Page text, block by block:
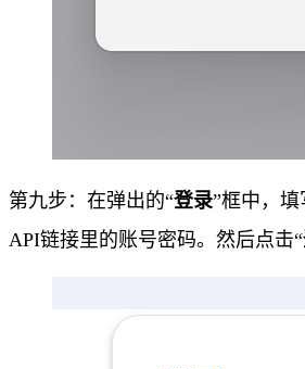
第九步：在弹出的“登录”框中，
API链接里的账号密码。然后点击“